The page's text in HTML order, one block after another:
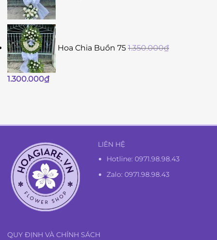
Hoa Chia Buồn 75 1.350.000₫
Giá
1.300.000₫Giá
1.300.000₫.
LIÊN HỆ
Hotline:0971.98.98.43
Zalo: 0971.98.98.43
QUY ĐỊNH VÀ CHÍNH SÁCH